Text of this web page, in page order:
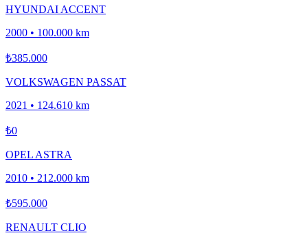
HYUNDAI ACCENT
2000 • 100.000 km
₺385.000
VOLKSWAGEN PASSAT
2021 • 124.610 km
₺0
OPEL ASTRA
2010 • 212.000 km
₺595.000
RENAULT CLIO